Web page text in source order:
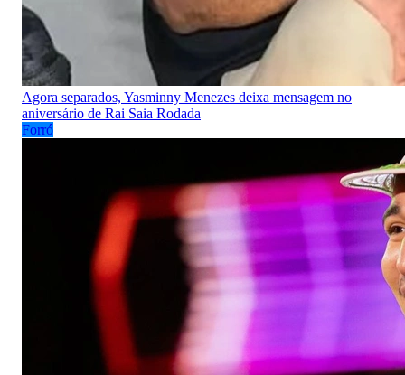
Agora separados, Yasminny Menezes deixa mensagem no
aniversário de Rai Saia Rodada
Forró